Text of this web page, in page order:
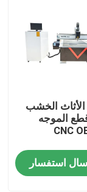
الأثاث الخشب
الموجه
CNC
استفسار